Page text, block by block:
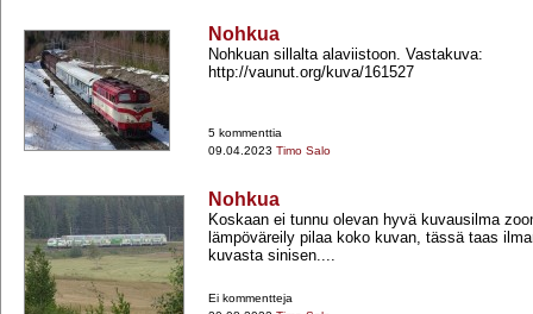
Nohkua
Nohkuan sillalta alaviistoon. Vastakuva:
http://vaunut.org/kuva/161527
5 kommenttia
09.04.2023 Timo Salo
Nohkua
Koskaan ei tunnu olevan hyvä kuvausilma
lämpöväreily pilaa koko kuvan, tässä taas
kuvasta sinisen....
Ei kommentteja